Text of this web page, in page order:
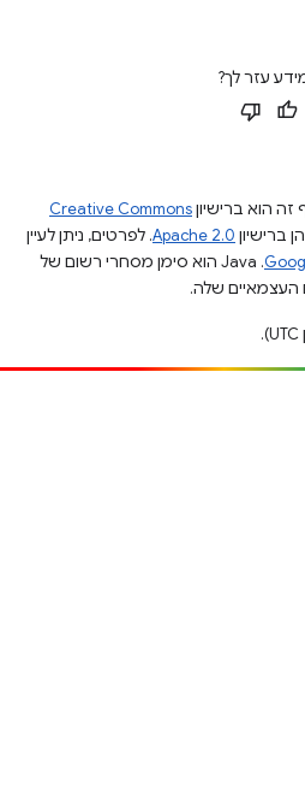
עזר לך?
הוא ברישיוןCreative Commons
ברישיון Apache 2.0. לפרטים, ניתן לעיין
.‏ Java הוא סימן מסחרי רשום של